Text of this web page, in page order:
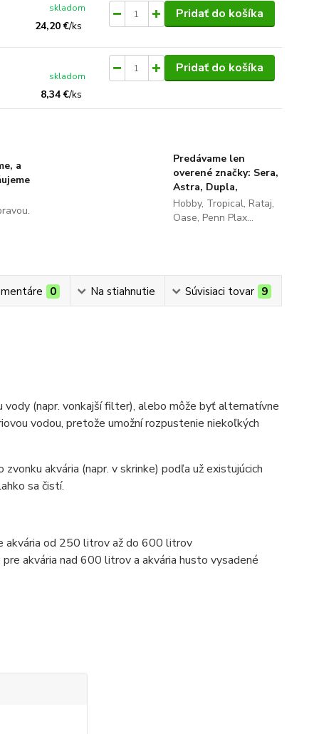
24,20 €/ks
skladom Pridať do košíka
8,34 €/ks
skladom
Pridať do košíka
a
Predávame len
overené značky: Sera,
Astra, Dupla,
Hobby, Tropical, Rataj,
Oase, Penn Plax...
0 Na stiahnutie Súvisiaci tovar 9
(napr. vonkajší filter), alebo môže byť alternatívne
vodou, pretože umožní rozpustenie niekoľkých
akvária (napr. v skrinke) podľa už existujúcich
sa čistí.
akvária od 250 litrov až do 600 litrov
akvária nad 600 litrov a akvária husto vysadené